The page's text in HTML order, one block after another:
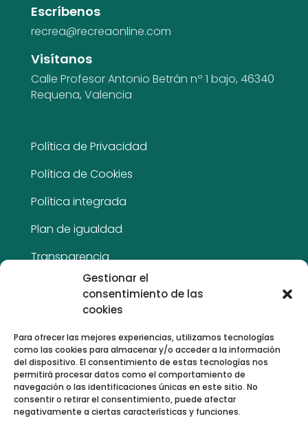
Gestionar el
consentimiento de las
cookies
Para ofrecer las mejores experiencias, utilizamos tecnologías
como las cookies para almacenar y/o acceder a la información
del dispositivo. El consentimiento de estas tecnologías nos
permitirá procesar datos como el comportamiento de
navegación o las identificaciones únicas en este sitio. No
consentir o retirar el consentimiento, puede afectar
negativamente a ciertas características y funciones.
Escríbenos
recrea@recreaonline.com
Visítanos
Calle Profesor Antonio Betrán nº 1 bajo, 46340
Requena, Valencia
Política de Privacidad
Política de Cookies
Política integrada
Plan de igualdad
Transparencia
Aviso Legal
Mapa del sitio
Accesibilidad
Nuestras acreditaciones y